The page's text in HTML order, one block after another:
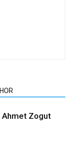
Zogut